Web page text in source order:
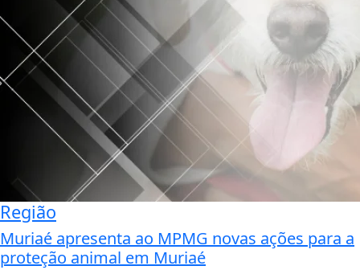
Região
Muriaé apresenta ao MPMG novas ações para a
proteção animal em Muriaé